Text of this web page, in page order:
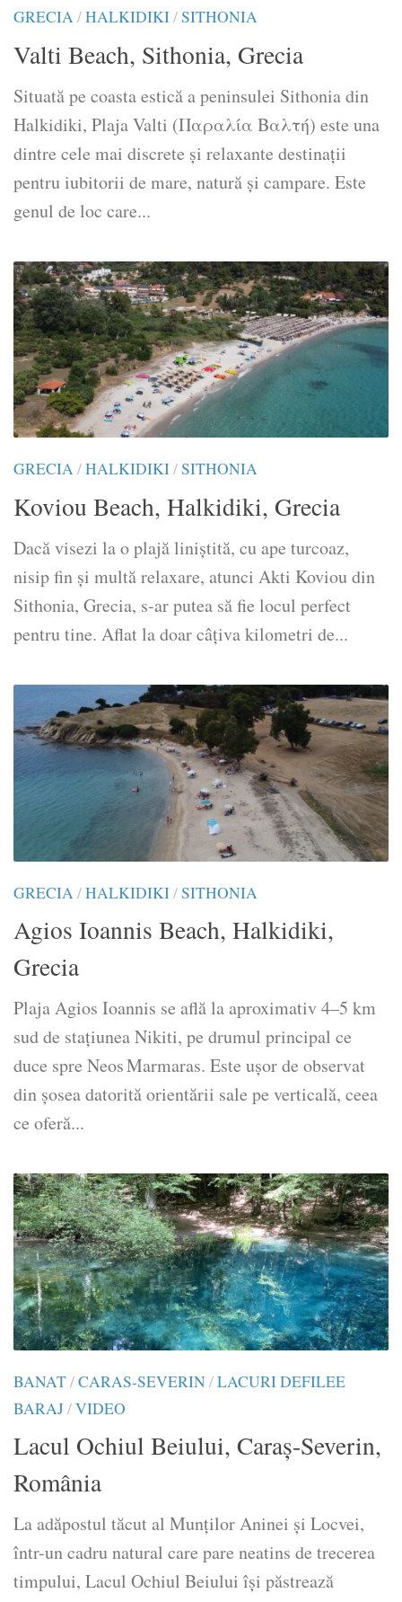
GRECIA/HALKIDIKI/SITHONIA
Valti Beach, Sithonia, Grecia
Situată pe coasta estică a peninsulei Sithonia din
Halkidiki, Plaja Valti (Παραλία Βαλτή) este una
dintre cele mai discrete și relaxante destinații
pentru iubitorii de mare, natură și campare. Este
genul de loc care...
GRECIA/HALKIDIKI/SITHONIA
Koviou Beach, Halkidiki, Grecia
Dacă visezi la o plajă liniștită, cu ape turcoaz,
nisip fin și multă relaxare, atunci Akti Koviou din
Sithonia, Grecia, s-ar putea să fie locul perfect
pentru tine. Aflat la doar câțiva kilometri de...
GRECIA/HALKIDIKI/SITHONIA
Agios Ioannis Beach, Halkidiki,
Grecia
Plaja Agios Ioannis se află la aproximativ 4–5 km
sud de stațiunea Nikiti, pe drumul principal ce
duce spre Neos Marmaras. Este ușor de observat
din șosea datorită orientării sale pe verticală, ceea
ce oferă...
BANAT/CARAS-SEVERIN/LACURI DEFILEE
BARAJ/VIDEO
Lacul Ochiul Beiului, Caraș-Severin,
România
La adăpostul tăcut al Munților Aninei și Locvei,
într-un cadru natural care pare neatins de trecerea
timpului, Lacul Ochiul Beiului își păstrează